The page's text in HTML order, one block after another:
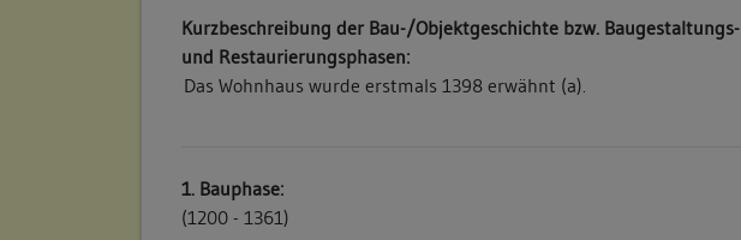
Kurzbeschreibung der Bau-/Objektgeschichte bzw. Baugestaltungs-
und Restaurierungsphasen:
Das Wohnhaus wurde erstmals 1398 erwähnt (a).
1. Bauphase:
(1200 - 1361)